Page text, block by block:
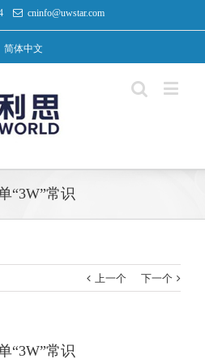
cninfo@uwstar.com
简体中文
“3W”常识
上一个 下一个
“3W”常识